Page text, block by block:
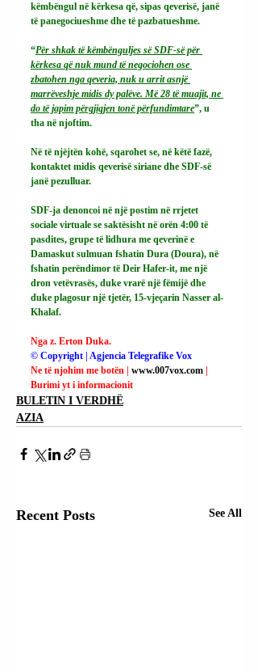
këmbëngul në kërkesa që, sipas qeverisë, janë
të panegociueshme dhe të pazbatueshme.
“Për shkak të këmbënguljes së SDF-së për
kërkesa që nuk mund të negociohen ose
zbatohen nga qeveria, nuk u arrit asnjë
marrëveshje midis dy palëve. Më 28 të muajit, ne
do të japim përgjigjen tonë përfundimtare”, u
tha në njoftim.
Në të njëjtën kohë, sqarohet se, në këtë fazë,
kontaktet midis qeverisë siriane dhe SDF-së
janë pezulluar.
SDF-ja denoncoi në një postim në rrjetet
sociale virtuale se saktësisht në orën 4:00 të
pasdites, grupe të lidhura me qeverinë e
Damaskut sulmuan fshatin Dura (Doura), në
fshatin perëndimor të Deir Hafer-it, me një
dron vetëvrasës, duke vrarë një fëmijë dhe
duke plagosur një tjetër, 15-vjeçarin Nasser al-
Khalaf.
Nga z. Erton Duka.
© Copyright | Agjencia Telegrafike Vox
Ne të njohim me botën | www.007vox.com
Burimi yt i informacionit
BULETIN I VERDHË
AZIA
Recent Posts See All